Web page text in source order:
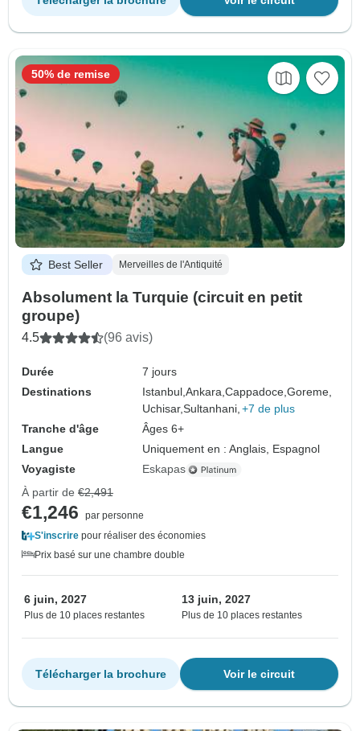
Best Seller Merveilles de l'Antiquité
Absolument la Turquie (circuit en petit
groupe)
4.5 (96 avis)
Durée
7 jours
Destinations
Istanbul,Ankara,Cappadoce,Goreme,
Uchisar,Sultanhani, +7 de plus
Tranche d'âge
Âges 6+
Langue
Uniquement en : Anglais, Espagnol
Voyagiste
Eskapas
50% de remise
À partir de €2,491
€1,246
par personne
S'inscrire pour réaliser des économies
Prix basé sur une chambre double
6 juin, 2027
Plus de 10 places restantes
13 juin, 2027
Plus de 10 places restantes
Voir le circuit
Télécharger la brochure